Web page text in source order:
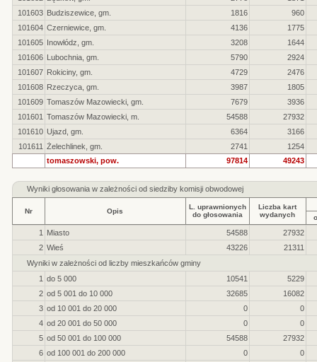
101603 Budziszewice, gm. 1816
960
101604 Czerniewice, gm. 4136
1775
101605 Inowłódz, gm. 3208
1644
101606 Lubochnia, gm. 5790
2924
101607 Rokiciny, gm. 4729
2476
101608 Rzeczyca, gm. 3987
1805
101609 Tomaszów Mazowiecki, gm. 7679
3936
101601 Tomaszów Mazowiecki, m. 54588
27932
101610 Ujazd, gm. 6364
3166
101611 Żelechlinek, gm. 2741
1254
tomaszowski, pow.
97814 49243
Wyniki głosowania w zależności od siedziby komisji obwodowej
Nr Opis
L. uprawnionych
do głosowania
Liczba kart
wydanych
1 Miasto 54588
27932
2 Wieś 43226
21311
Wyniki w zależności od liczby mieszkańców gminy
1 do 5 000 10541
5229
2 od 5 001 do 10 000 32685
16082
3 od 10 001 do 20 000 0
0
4 od 20 001 do 50 000 0
0
5 od 50 001 do 100 000 54588
27932
6 od 100 001 do 200 000 0
0